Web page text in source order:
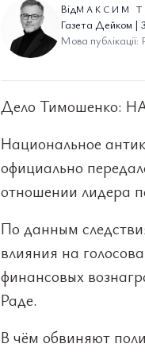
ВідМАКСИМ
Газета Дейком
Мова публікації:
Дело Тимошенко:
Национальное
официально
отношении лидера
По данным
влияния на
финансовых
Раде.
В чём обвиняют